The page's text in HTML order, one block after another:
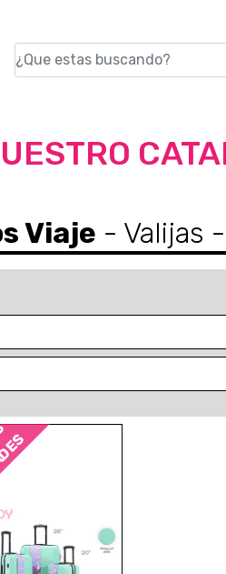
Viaje - Valijas -